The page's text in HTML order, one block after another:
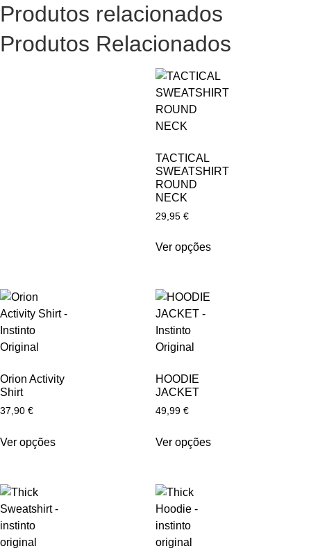
Produtos relacionados
Produtos Relacionados
TACTICAL
SWEATSHIRT
ROUND
NECK
29,95 €
Ver opções
Orion Activity
Shirt
37,90 €
Ver opções
HOODIE
JACKET
49,99 €
Ver opções